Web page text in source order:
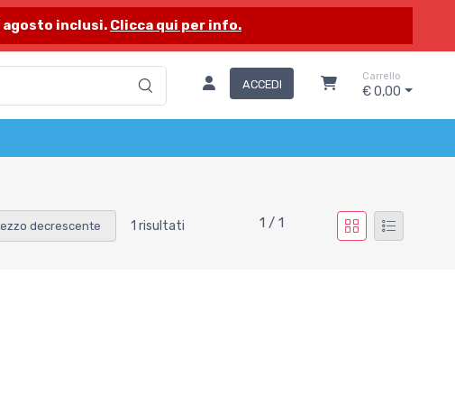
agosto inclusi. Clicca qui per info.
ACCEDI
Carrello
€ 0,00
decrescente 1 risultati 1 / 1